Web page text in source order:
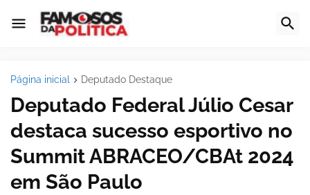
Página inicial Deputado Destaque
Deputado Federal Júlio Cesar
destaca sucesso esportivo no
Summit ABRACEO/CBAt 2024
em São Paulo